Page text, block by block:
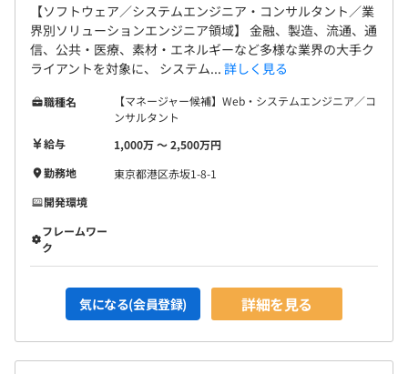
【ソフトウェア／システムエンジニア・コンサルタント／業
界別ソリューションエンジニア領域】 金融、製造、流通、通
信、公共・医療、素材・エネルギーなど多様な業界の大手ク
ライアントを対象に、 システム... 詳しく見る
職種名
【マネージャー候補】Web・システムエンジニア／コ
ンサルタント
給与
1,000万 〜 2,500万円
勤務地
東京都港区赤坂1-8-1
開発環境
フレームワー
ク
気になる(会員登録) 詳細を見る